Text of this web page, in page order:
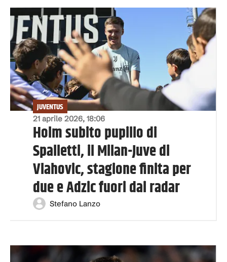
21 aprile 2026, 18:06
JUVENTUS
Holm subito pupillo di
Spalletti, il Milan-Juve di
Vlahovic, stagione finita per
due e Adzic fuori dai radar
Stefano Lanzo